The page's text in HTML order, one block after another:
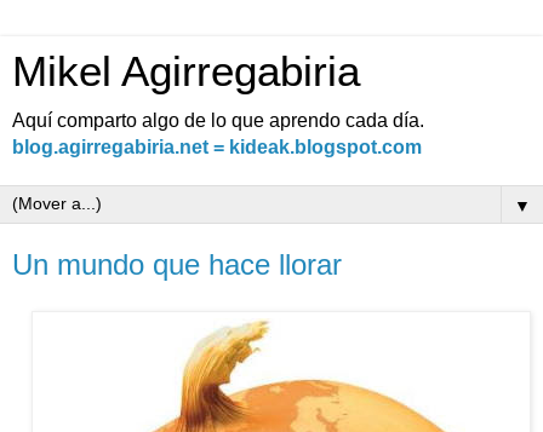
Mikel Agirregabiria
Aquí comparto algo de lo que aprendo cada día.
blog.agirregabiria.net = kideak.blogspot.com
▼
Un mundo que hace llorar